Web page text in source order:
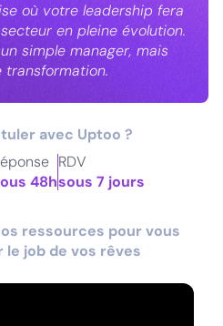
où votre leadership fera
en pleine évolution.
simple manager, mais
avec Uptoo ?
48h
RDV
sous 7 jours
ressources pour vous
le job de vos rêves